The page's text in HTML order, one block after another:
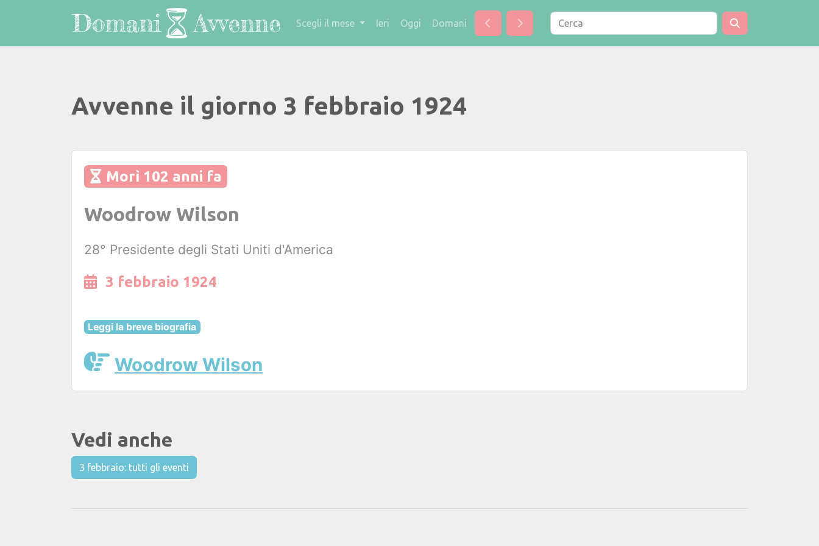
Scegli il mese Ieri Oggi Domani
Avvenne il giorno 3 febbraio 1924
Morì 102 anni fa
Woodrow Wilson
28° Presidente degli Stati Uniti d'America
3 febbraio 1924
Leggi la breve biografia
Woodrow Wilson
Vedi anche
3 febbraio: tutti gli eventi